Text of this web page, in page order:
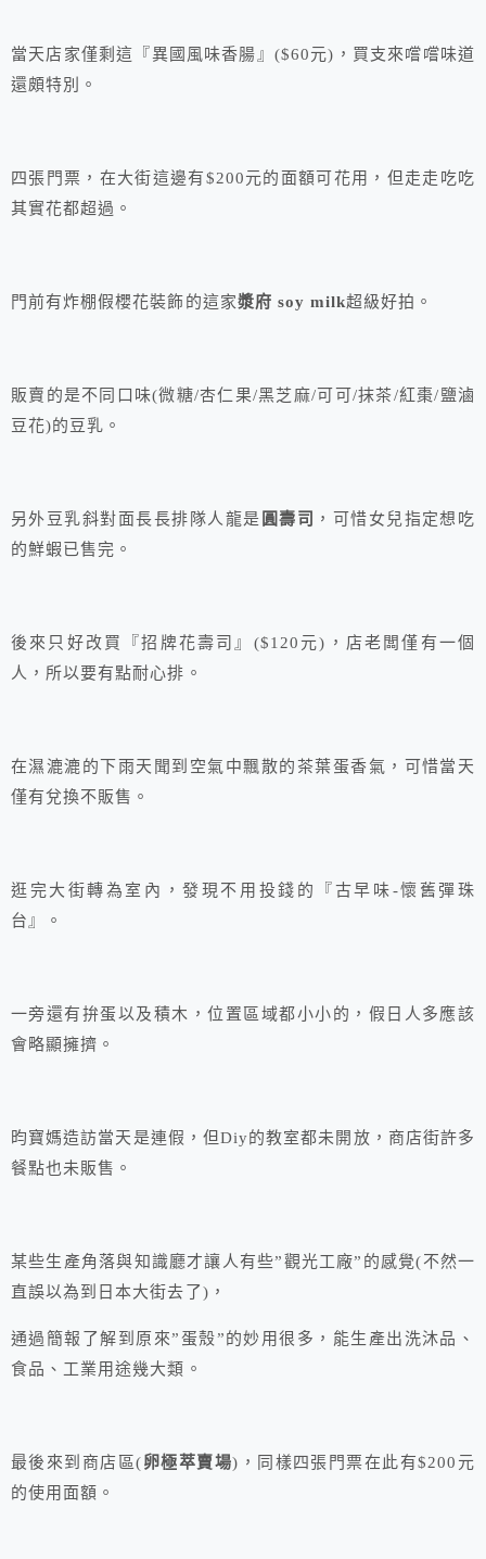
當天店家僅剩這『異國風味香腸』($60元)，買支來嚐嚐味道
還頗特別。
四張門票，在大街這邊有$200元的面額可花用，但走走吃吃
其實花都超過。
門前有炸棚假櫻花裝飾的這家漿府 soy milk超級好拍。
販賣的是不同口味(微糖/杏仁果/黑芝麻/可可/抹茶/紅棗/鹽滷
豆花)的豆乳。
另外豆乳斜對面長長排隊人龍是 圓壽司
，可惜女兒指定想吃
的鮮蝦已售完。
後來只好改買『招牌花壽司』($120元)，店老闆僅有一個
人，所以要有點耐心排。
在濕漉漉的下雨天聞到空氣中飄散的茶葉蛋香氣，可惜當天
僅有兌換不販售。
逛完大街轉為室內，發現不用投錢的『古早味-懷舊彈珠
台』。
一旁還有拚蛋以及積木，位置區域都小小的，假日人多應該
會略顯擁擠。
昀寶媽造訪當天是連假，但Diy的教室都未開放，商店街許多
餐點也未販售。
某些生產角落與知識廳才讓人有些”觀光工廠”的感覺(不然一
直誤以為到日本大街去了)，
通過簡報了解到原來”蛋殼”的妙用很多，能生產出洗沐品、
食品、工業用途幾大類。
最後來到商店區(卵極萃賣場)，同樣四張門票在此有$200元
的使用面額。